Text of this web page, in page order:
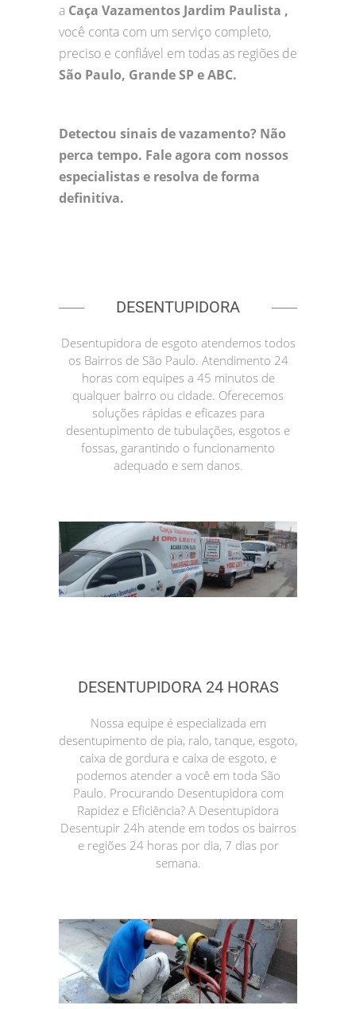
a Caça Vazamentos Jardim Paulista ,
você conta com um serviço completo,
preciso e confiável em todas as regiões de
São Paulo, Grande SP e ABC.
Detectou sinais de vazamento? Não
perca tempo. Fale agora com nossos
especialistas e resolva de forma
definitiva.
DESENTUPIDORA
Desentupidora de esgoto atendemos todos
os Bairros de São Paulo. Atendimento 24
horas com equipes a 45 minutos de
qualquer bairro ou cidade. Oferecemos
soluções rápidas e eficazes para
desentupimento de tubulações, esgotos e
fossas, garantindo o funcionamento
adequado e sem danos.
DESENTUPIDORA 24 HORAS
Nossa equipe é especializada em
desentupimento de pia, ralo, tanque, esgoto,
caixa de gordura e caixa de esgoto, e
podemos atender a você em toda São
Paulo. Procurando Desentupidora com
Rapidez e Eficiência? A Desentupidora
Desentupir 24h atende em todos os bairros
e regiões 24 horas por dia, 7 dias por
semana.